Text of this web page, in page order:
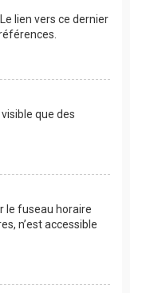
lien vers ce dernier
que des
le fuseau horaire
n’est accessible